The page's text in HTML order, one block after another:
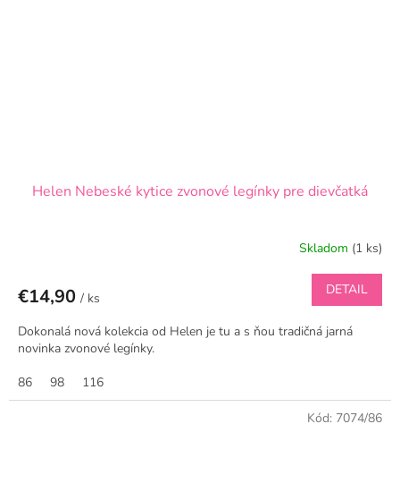
Helen Nebeské kytice zvonové legínky pre dievčatká
Skladom (1 ks)
€14,90 / ks
DETAIL
Dokonalá nová kolekcia od Helen je tu a s ňou tradičná jarná
novinka zvonové legínky.
86
98 116
Kód: 7074/86